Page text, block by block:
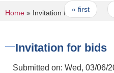
Pages
« first
You are here
Home » Invitation for bids
Invitation for bids
Submitted on: Wed, 03/06/